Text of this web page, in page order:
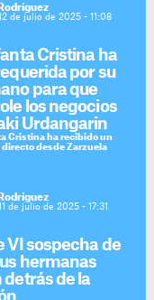
de julio de 2025 - 11:08
Cristina ha
por su
para que
los negocios
Urdangarin
Cristina ha recibido un
directo desde Zarzuela
de julio de 2025 - 17:31
VI sospecha de
hermanas
detrás de la